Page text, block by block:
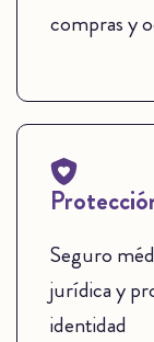
compras y
Seguro
jurídica y
identidad